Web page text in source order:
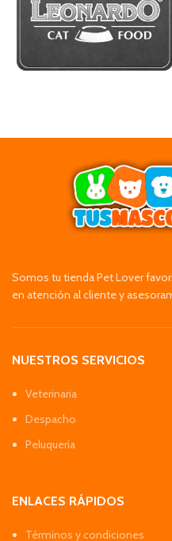
Somos tu tienda Pet Lover
en atención al cliente y
NUESTROS SERVICIOS
Veterinaria
Despacho
Peluquería
ENLACES RÁPIDOS
Términos y condiciones